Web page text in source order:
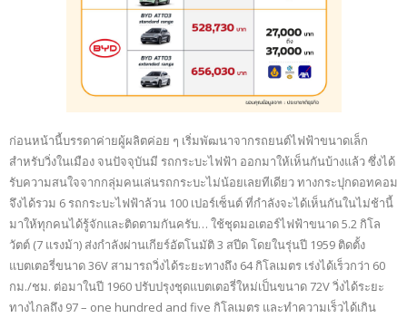
ก่อนหน้านี้บรรดาค่ายผู้ผลิตค่อย ๆ เริ่มพัฒนาจากรถยนต์ไฟฟ้าขนาดเล็ก
สำหรับวิ่งในเมือง จนปัจจุบันมี รถกระบะไฟฟ้า ออกมาให้เห็นกันบ้างแล้ว ซึ่งได้
รับความสนใจจากกลุ่มคนเล่นรถกระบะไม่น้อยเลยทีเดียว ทางกระปุกดอทคอม
จึงได้รวม 6 รถกระบะไฟฟ้าล้วน 100 เปอร์เซ็นต์ ที่กำลังจะได้เห็นกันในไม่ช้านี้
มาให้ทุกคนได้รู้จักและติดตามกันครับ… ใช้ชุดมอเตอร์ไฟฟ้าขนาด 5.2 กิโล
วัตต์ (7 แรงม้า) ส่งกำลังผ่านเกียร์อัตโนมัติ 3 สปีด โดยในรุ่นปี 1959 ติดตั้ง
แบตเตอรี่ขนาด 36V สามารถวิ่งได้ระยะทางถึง 64 กิโลเมตร เร่งได้เร็วกว่า 60
กม./ชม. ต่อมาในปี 1960 ปรับปรุงชุดแบตเตอรี่ใหม่เป็นขนาด 72V วิ่งได้ระยะ
ทางไกลถึง 97 – one hundred and five กิโลเมตร และทำความเร็วได้เกิน